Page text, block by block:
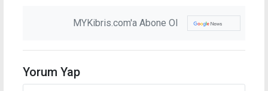
MYKibris.com'a Abone Ol
Yorum Yap